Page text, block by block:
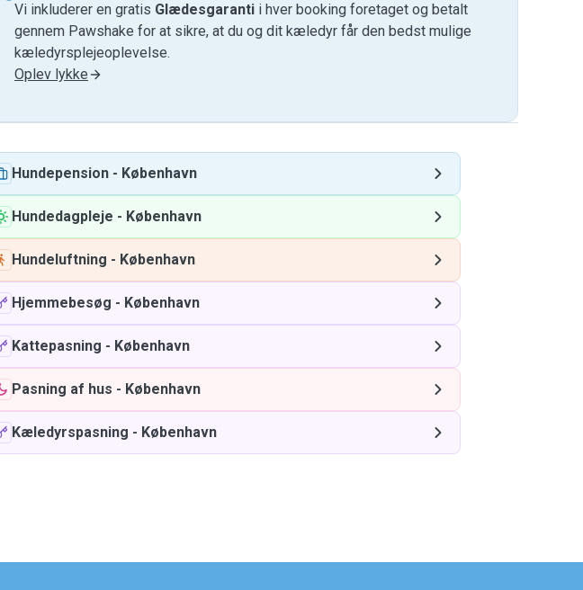
Vi inkluderer en gratis Glædesgaranti i hver booking foretaget og betalt
gennem Pawshake for at sikre, at du og dit kæledyr får den bedst mulige
kæledyrsplejeoplevelse.
Oplev lykke
Hundepension - København
Hundedagpleje - København
Hundeluftning - København
Hjemmebesøg - København
Kattepasning - København
Pasning af hus - København
Kæledyrspasning - København